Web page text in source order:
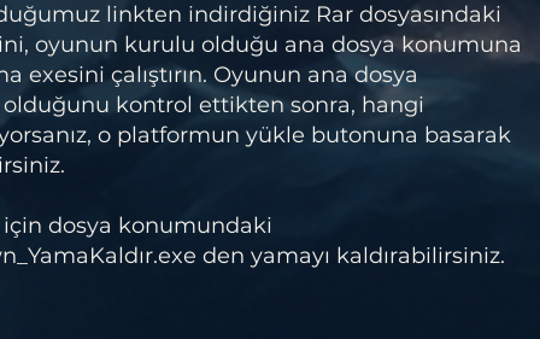
linkten indirdiğiniz Rar dosyasındaki
oyunun kurulu olduğu ana dosya konumuna
exesini çalıştırın. Oyunun ana dosya
kontrol ettikten sonra, hangi
o platformun yükle butonuna basarak
için dosya konumundaki
den yamayı kaldırabilirsiniz.